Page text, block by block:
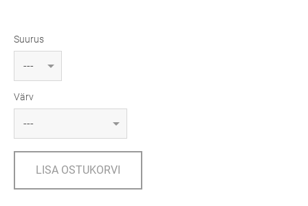
Suurus
Värv
LISA OSTUKORVI